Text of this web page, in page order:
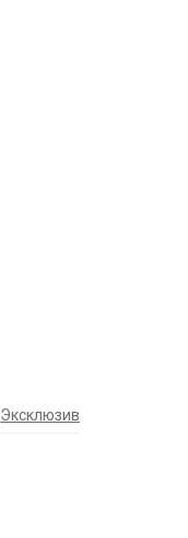
Эксклюзив